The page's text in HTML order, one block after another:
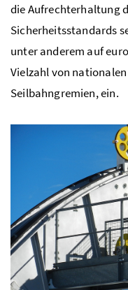
die Aufrechterhaltung
Sicherheitsstandards
unter anderem auf
Vielzahl von
Seilbahngremien, ein.